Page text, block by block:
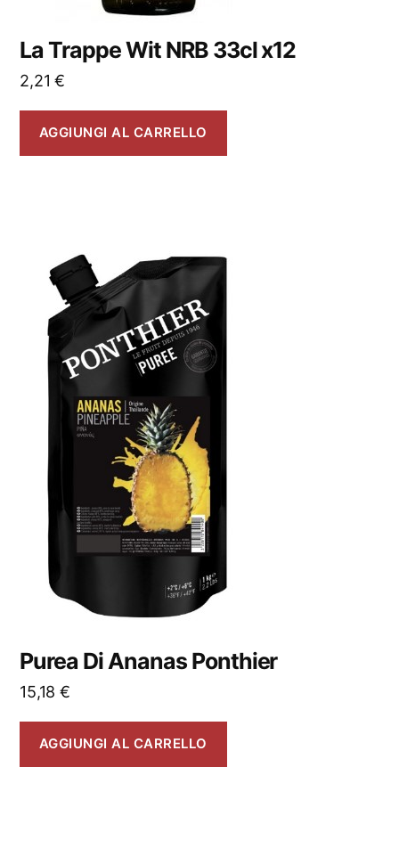
La Trappe Wit NRB 33cl x12
2,21€
AGGIUNGI AL CARRELLO
Purea Di Ananas Ponthier
15,18 €
AGGIUNGI AL CARRELLO